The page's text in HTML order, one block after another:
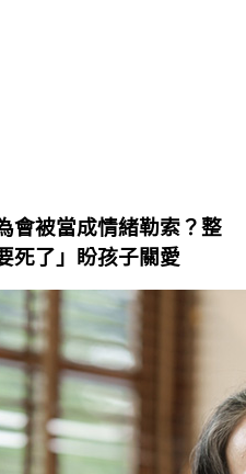
會被當成情緒勒索？整
死了」盼孩子關愛